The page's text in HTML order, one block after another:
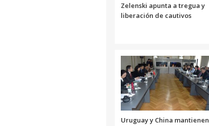
Zelenski apunta a tregua y
liberación de cautivos
Uruguay y China mantienen